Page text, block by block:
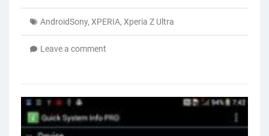
AndroidSony, XPERIA, Xperia Z Ultra
Leave a comment